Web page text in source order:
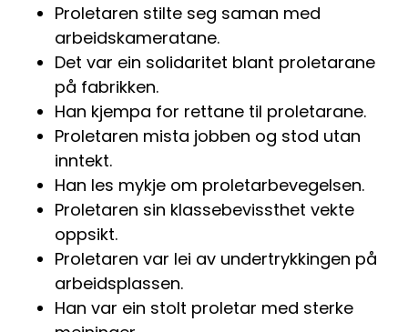
Proletaren stilte seg saman med
arbeidskameratane.
Det var ein solidaritet blant proletarane
på fabrikken.
Han kjempa for rettane til proletarane.
Proletaren mista jobben og stod utan
inntekt.
Han les mykje om proletarbevegelsen.
Proletaren sin klassebevissthet vekte
oppsikt.
Proletaren var lei av undertrykkingen på
arbeidsplassen.
Han var ein stolt proletar med sterke